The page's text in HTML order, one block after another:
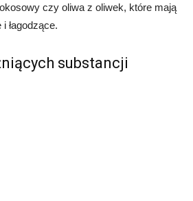
czy oliwa z oliwek, które mają
łagodzące.
substancji